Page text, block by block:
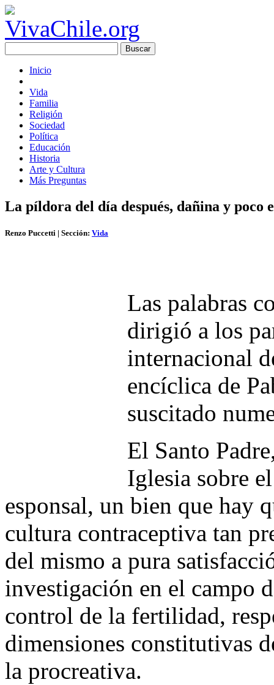
Inicio
Vida
Familia
Religión
Sociedad
Política
Educación
Historia
Arte y Cultura
Más Preguntas
La píldora del día después, dañina y poco
Renzo Puccetti | Sección: Vida
Las palabras
dirigió a los
internacional
encíclica de
suscitado
El Santo
Iglesia sobre
esponsal, un bien que hay
cultura contraceptiva tan
del mismo a pura
investigación en el campo
control de la fertilidad,
dimensiones constitutivas
la procreativa.